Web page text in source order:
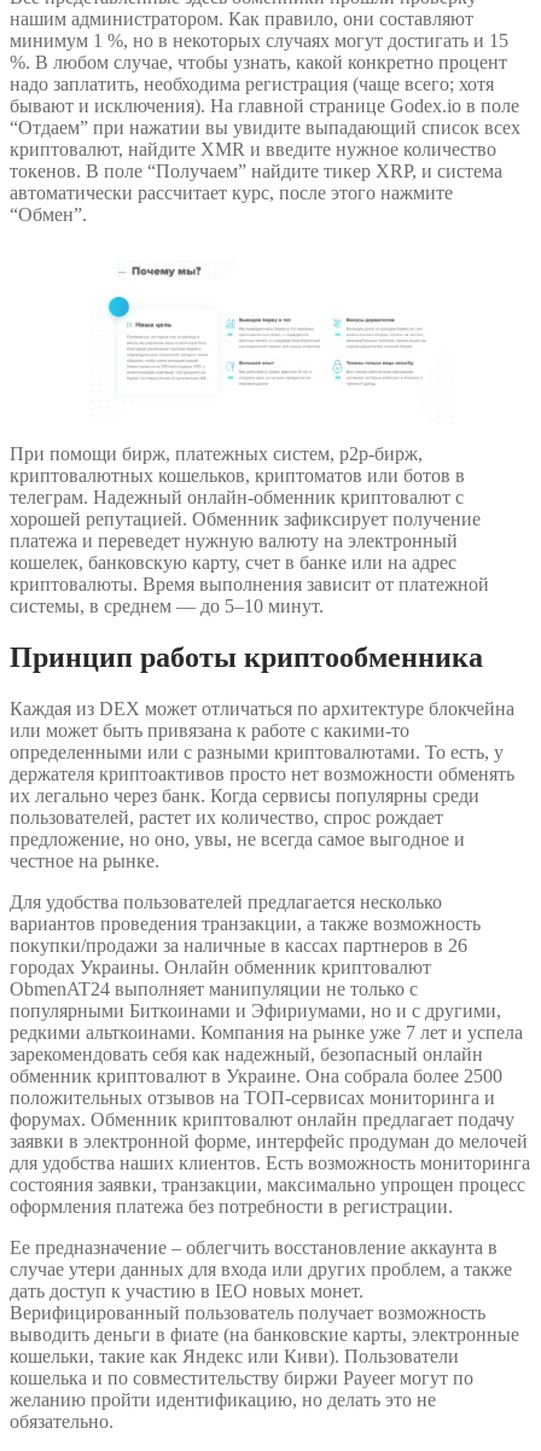
нашим администратором. Как правило, они составляют
минимум 1 %, но в некоторых случаях могут достигать и 15
%. В любом случае, чтобы узнать, какой конкретно процент
надо заплатить, необходима регистрация (чаще всего; хотя
бывают и исключения). На главной странице Godex.io в поле
“Отдаем” при нажатии вы увидите выпадающий список всех
криптовалют, найдите XMR и введите нужное количество
токенов. В поле “Получаем” найдите тикер XRP, и система
автоматически рассчитает курс, после этого нажмите
“Обмен”.
При помощи бирж, платежных систем, p2p-бирж,
криптовалютных кошельков, криптоматов или ботов в
телеграм. Надежный онлайн-обменник криптовалют с
хорошей репутацией. Обменник зафиксирует получение
платежа и переведет нужную валюту на электронный
кошелек, банковскую карту, счет в банке или на адрес
криптовалюты. Время выполнения зависит от платежной
системы, в среднем — до 5–10 минут.
Принцип работы криптообменника
Каждая из DEX может отличаться по архитектуре блокчейна
или может быть привязана к работе с какими-то
определенными или с разными криптовалютами. То есть, у
держателя криптоактивов просто нет возможности обменять
их легально через банк. Когда сервисы популярны среди
пользователей, растет их количество, спрос рождает
предложение, но оно, увы, не всегда самое выгодное и
честное на рынке.
Для удобства пользователей предлагается несколько
вариантов проведения транзакции, а также возможность
покупки/продажи за наличные в кассах партнеров в 26
городах Украины. Онлайн обменник криптовалют
ObmenAT24 выполняет манипуляции не только с
популярными Биткоинами и Эфириумами, но и с другими,
редкими альткоинами. Компания на рынке уже 7 лет и успела
зарекомендовать себя как надежный, безопасный онлайн
обменник криптовалют в Украине. Она собрала более 2500
положительных отзывов на ТОП-сервисах мониторинга и
форумах. Обменник криптовалют онлайн предлагает подачу
заявки в электронной форме, интерфейс продуман до мелочей
для удобства наших клиентов. Есть возможность мониторинга
состояния заявки, транзакции, максимально упрощен процесс
оформления платежа без потребности в регистрации.
Ее предназначение – облегчить восстановление аккаунта в
случае утери данных для входа или других проблем, а также
дать доступ к участию в IEO новых монет.
Верифицированный пользователь получает возможность
выводить деньги в фиате (на банковские карты, электронные
кошельки, такие как Яндекс или Киви). Пользователи
кошелька и по совместительству биржи Payeer могут по
желанию пройти идентификацию, но делать это не
обязательно.